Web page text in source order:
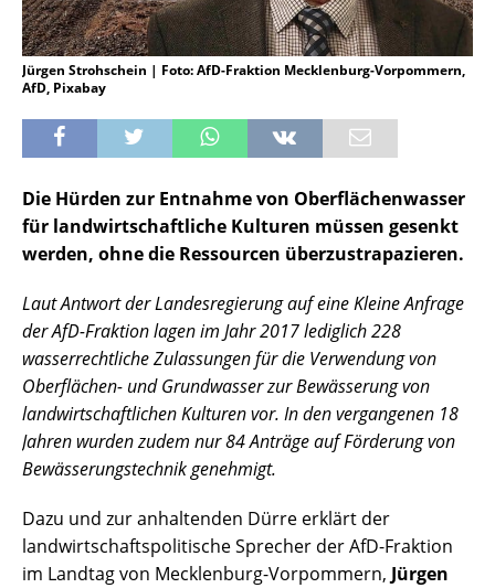
Jürgen Strohschein | Foto: AfD-Fraktion Mecklenburg-Vorpommern,
AfD, Pixabay
Die Hürden zur Entnahme von Oberflächenwasser
für landwirtschaftliche Kulturen müssen gesenkt
werden, ohne die Ressourcen überzustrapazieren.
Laut Antwort der Landesregierung auf eine Kleine Anfrage
der AfD-Fraktion lagen im Jahr 2017 lediglich 228
wasserrechtliche Zulassungen für die Verwendung von
Oberflächen- und Grundwasser zur Bewässerung von
landwirtschaftlichen Kulturen vor. In den vergangenen 18
Jahren wurden zudem nur 84 Anträge auf Förderung von
Bewässerungstechnik genehmigt.
Dazu und zur anhaltenden Dürre erklärt der
landwirtschaftspolitische Sprecher der AfD-Fraktion
im Landtag von Mecklenburg-Vorpommern, Jürgen